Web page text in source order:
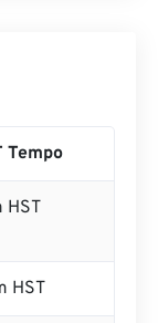
Tempo
HST
HST